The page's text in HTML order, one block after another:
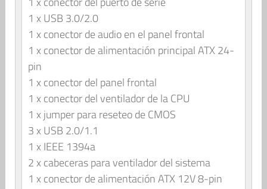
1 x USB 3.0/2.0
1 x conector de audio en el panel frontal
1 x conector de alimentación principal ATX 24-
pin
1 x conector del panel frontal
1 x conector del ventilador de la CPU
1 x jumper para reseteo de CMOS
3 x USB 2.0/1.1
1 x IEEE 1394a
2 x cabeceras para ventilador del sistema
1 x conector de alimentación ATX 12V 8-pin